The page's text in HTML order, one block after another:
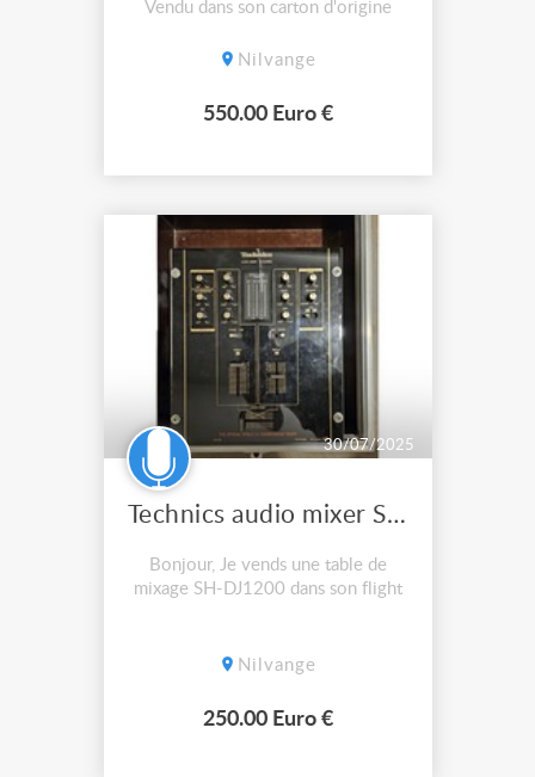
Vendu dans son carton d'origine
Nilvange
550.00 Euro €
30/07/2025
Technics audio mixer SHDJ1200
Bonjour, Je vends une table de
mixage SH-DJ1200 dans son flight
Nilvange
250.00 Euro €